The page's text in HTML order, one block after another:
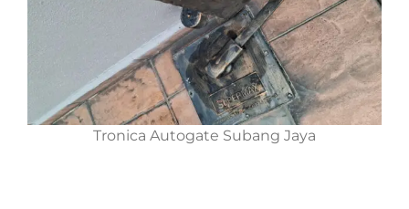
Tronica Autogate Subang Jaya